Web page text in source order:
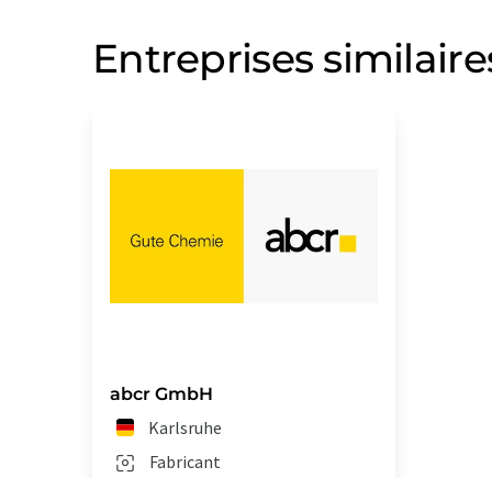
Entreprises
abcr GmbH
Karlsruhe
Fabricant